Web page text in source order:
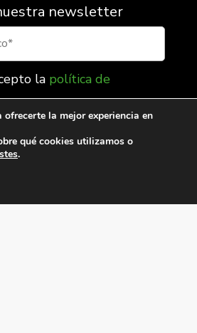
newsletter
la política de
la mejor experiencia en
qué cookies utilizamos o
.